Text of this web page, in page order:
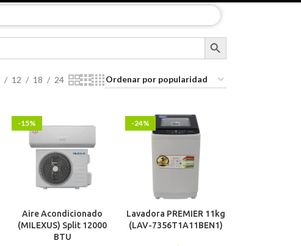
12 18 24
-15%
Aire Acondicionado
(MILEXUS) Split 12000
BTU
-24%
Lavadora PREMIER 11kg
(LAV-7356T1A11BEN1)